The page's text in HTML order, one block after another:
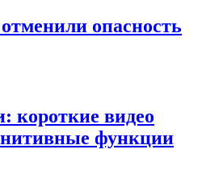
опасность
короткие видео
функции